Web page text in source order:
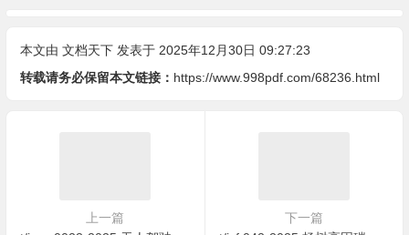
本文由 文档天下发表于 2025年12月30日 09:27:23
转载请务必保留本文链接： https://www.998pdf.com/68236.html
上一篇
下一篇